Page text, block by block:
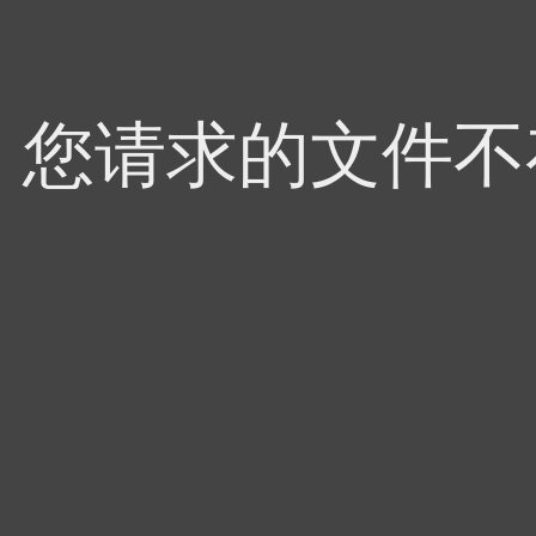
您请求的文件